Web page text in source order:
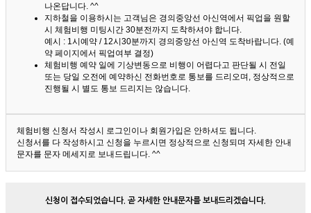
나온답니다. ^^
지하철을 이용하시는 고객님은 경의중앙선 아신역에서 픽업을 원할
시 체험비행 미팅시간 30분전까지 도착하셔야 합니다.
예시 : 1시예약 / 12시30분까지 경의중앙선 아신역 도착바랍니다. (예
약 페이지에서 픽업여부 결정)
체험비행 예약 일에 기상변동으로 비행이 어렵다고 판단될 시 전일
또는 당일 오전에 예약하신 전화번호로 통보를 드리오며, 정상적으로
진행될 시 별도 통보 드리지는 않습니다.
체험비행 신청서 작성시 로그인이나 회원가입은 안하셔도 됩니다.
신청서를 다 작성하시고 신청을 누르시면 정상적으로 신청되며 자세한 안내
문자를 문자 메세지로 보내드립니다. ^^
신청이 접수되었습니다. 곧 자세한 안내문자를 보내드리겠습니다.